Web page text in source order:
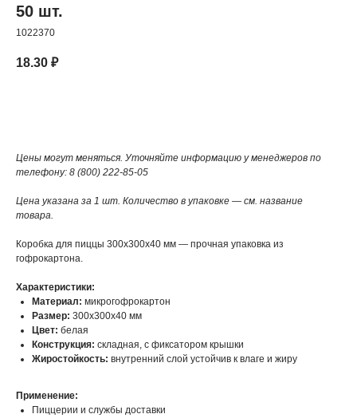
50 шт.
1022370
18.30 ₽
Цены могут меняться. Уточняйте информацию у менеджеров по
телефону: 8 (800) 222-85-05
Цена указана за 1 шт. Количество в упаковке — см. название
товара.
Коробка для пиццы 300x300x40 мм — прочная упаковка из
гофрокартона.
Характеристики:
Материал: микрогофрокартон
Размер: 300x300x40 мм
Цвет: белая
Конструкция: складная, с фиксатором крышки
Жиростойкость: внутренний слой устойчив к влаге и жиру
Применение:
Пиццерии и службы доставки